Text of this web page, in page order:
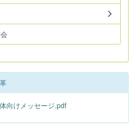
向けメッセージ.pdf